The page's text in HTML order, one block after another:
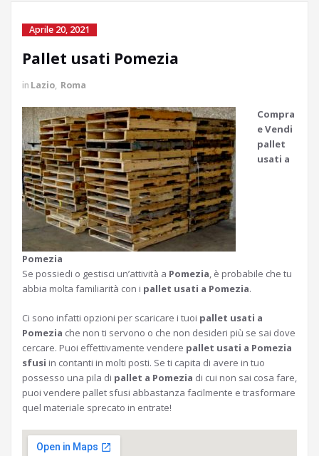
Aprile 20, 2021
Pallet usati Pomezia
in Lazio, Roma
Compra
e Vendi
pallet
usati a
Pomezia
Se possiedi o gestisci un’attività a Pomezia, è probabile che tu
abbia molta familiarità con i pallet usati a Pomezia.
Ci sono infatti opzioni per scaricare i tuoi pallet usati a
Pomezia che non ti servono o che non desideri più se sai dove
cercare. Puoi effettivamente vendere pallet usati a Pomezia
sfusi in contanti in molti posti. Se ti capita di avere in tuo
possesso una pila di pallet a Pomezia di cui non sai cosa fare,
puoi vendere pallet sfusi abbastanza facilmente e trasformare
quel materiale sprecato in entrate!